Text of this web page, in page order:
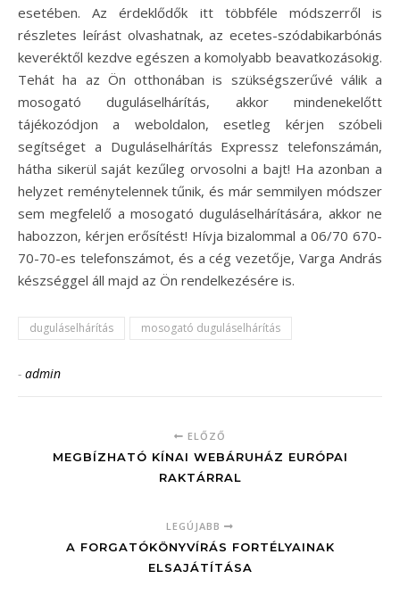
esetében. Az érdeklődők itt többféle módszerről is
részletes leírást olvashatnak, az ecetes-szódabikarbónás
keveréktől kezdve egészen a komolyabb beavatkozásokig.
Tehát ha az Ön otthonában is szükségszerűvé válik a
mosogató duguláselhárítás, akkor mindenekelőtt
tájékozódjon a weboldalon, esetleg kérjen szóbeli
segítséget a Duguláselhárítás Expressz telefonszámán,
hátha sikerül saját kezűleg orvosolni a bajt! Ha azonban a
helyzet reménytelennek tűnik, és már semmilyen módszer
sem megfelelő a mosogató duguláselhárítására, akkor ne
habozzon, kérjen erősítést! Hívja bizalommal a 06/70 670-
70-70-es telefonszámot, és a cég vezetője, Varga András
készséggel áll majd az Ön rendelkezésére is.
duguláselhárítás mosogató duguláselhárítás
- admin
ELŐZŐ
MEGBÍZHATÓ KÍNAI WEBÁRUHÁZ EURÓPAI
RAKTÁRRAL
LEGÚJABB
A FORGATÓKÖNYVÍRÁS FORTÉLYAINAK
ELSAJÁTÍTÁSA